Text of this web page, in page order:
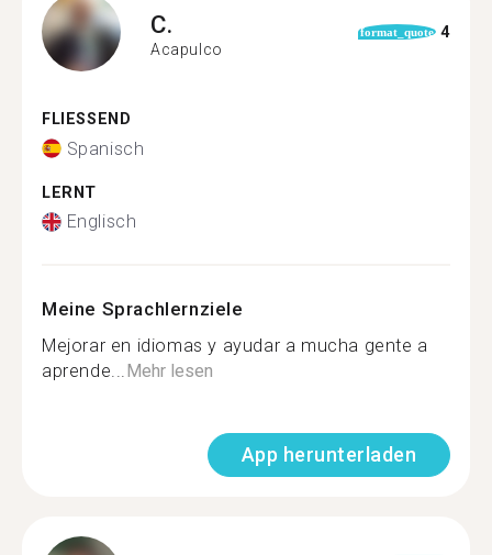
C.
Acapulco
format_quote 4
FLIESSEND
Spanisch
LERNT
Englisch
Meine Sprachlernziele
Mejorar en idiomas y ayudar a mucha gente a
aprende...Mehr lesen
App herunterladen